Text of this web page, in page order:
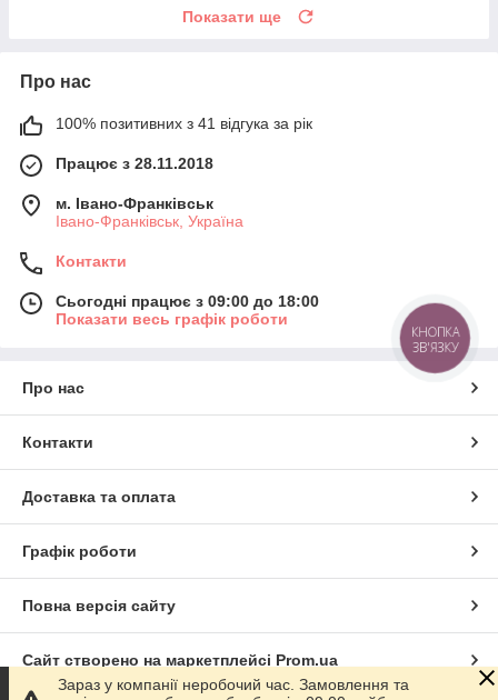
Показати ще
Про нас
100% позитивних з 41 відгука за рік
Працює з 28.11.2018
м. Івано-Франківськ
Івано-Франківськ, Україна
Контакти
Сьогодні працює з 09:00 до 18:00
Показати весь графік роботи
Про нас
Контакти
Доставка та оплата
Графік роботи
Повна версія сайту
Сайт створено на маркетплейсі Prom.ua
Зараз у компанії неробочий час. Замовлення та
КНОПКА
ЗВ'ЯЗКУ